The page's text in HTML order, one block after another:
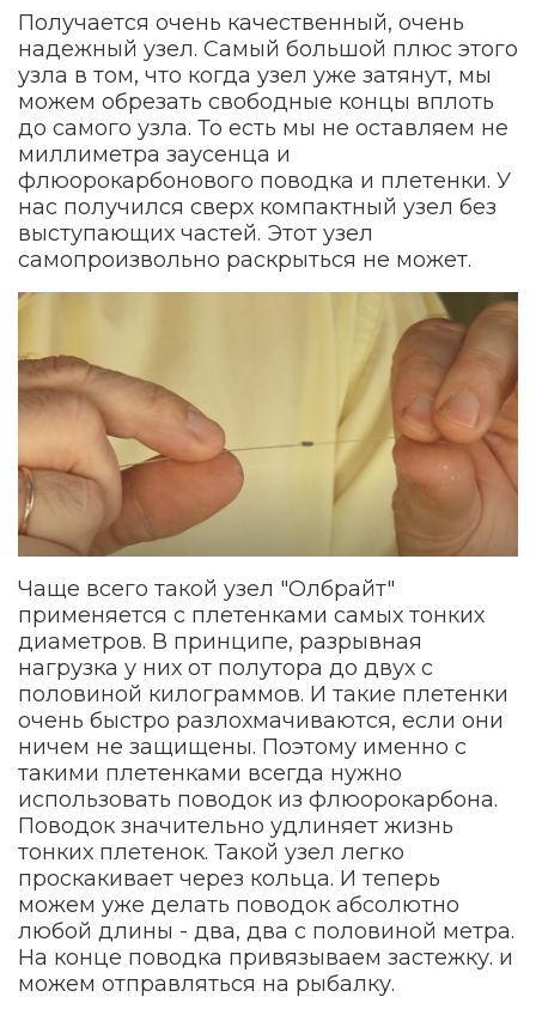
Получается очень качественный, очень
надежный узел. Самый большой плюс этого
узла в том, что когда узел уже затянут, мы
можем обрезать свободные концы вплоть
до самого узла. То есть мы не оставляем не
миллиметра заусенца и
флюорокарбонового поводка и плетенки. У
нас получился сверх компактный узел без
выступающих частей. Этот узел
самопроизвольно раскрыться не может.
Чаще всего такой узел "Олбрайт"
применяется с плетенками самых тонких
диаметров. В принципе, разрывная
нагрузка у них от полутора до двух с
половиной килограммов. И такие плетенки
очень быстро разлохмачиваются, если они
ничем не защищены. Поэтому именно с
такими плетенками всегда нужно
использовать поводок из флюорокарбона.
Поводок значительно удлиняет жизнь
тонких плетенок. Такой узел легко
проскакивает через кольца. И теперь
можем уже делать поводок абсолютно
любой длины - два, два с половиной метра.
На конце поводка привязываем застежку. и
можем отправляться на рыбалку.